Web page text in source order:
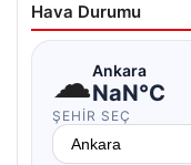
Hava Durumu
☁Ankara
NaN°C
ŞEHIR SEÇ